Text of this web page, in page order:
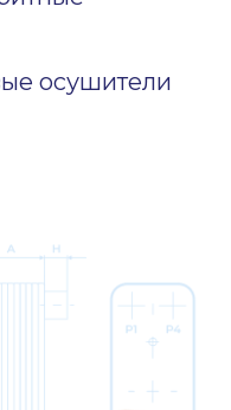
осушители